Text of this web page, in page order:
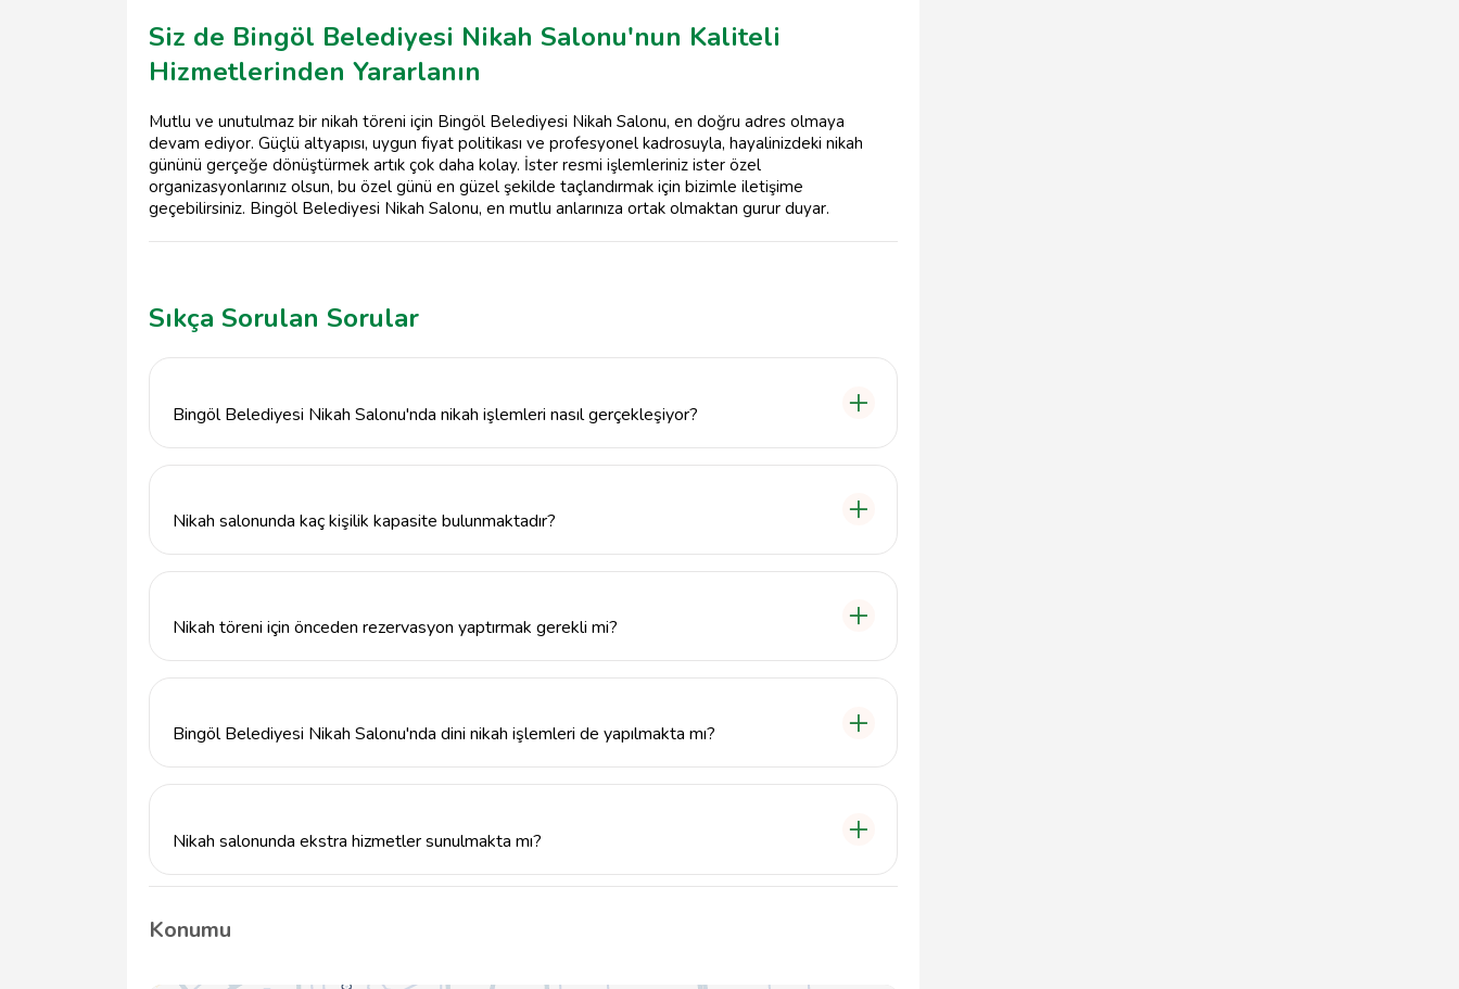
Siz de Bingöl Belediyesi Nikah Salonu'nun Kaliteli
Hizmetlerinden Yararlanın
Mutlu ve unutulmaz bir nikah töreni için Bingöl Belediyesi Nikah Salonu, en doğru adres olmaya
devam ediyor. Güçlü altyapısı, uygun fiyat politikası ve profesyonel kadrosuyla, hayalinizdeki nikah
gününü gerçeğe dönüştürmek artık çok daha kolay. İster resmi işlemleriniz ister özel
organizasyonlarınız olsun, bu özel günü en güzel şekilde taçlandırmak için bizimle iletişime
geçebilirsiniz. Bingöl Belediyesi Nikah Salonu, en mutlu anlarınıza ortak olmaktan gurur duyar.
Sıkça Sorulan Sorular
Bingöl Belediyesi Nikah Salonu'nda nikah işlemleri nasıl gerçekleşiyor?
Nikah salonunda kaç kişilik kapasite bulunmaktadır?
Nikah töreni için önceden rezervasyon yaptırmak gerekli mi?
Bingöl Belediyesi Nikah Salonu'nda dini nikah işlemleri de yapılmakta mı?
Nikah salonunda ekstra hizmetler sunulmakta mı?
Bingöl Belediyesi Nikah Salonu, nikah töreni sırasında ihtiyaç duyabileceğiniz çeşitli ekstra
geçebilirsiniz.
Konumu